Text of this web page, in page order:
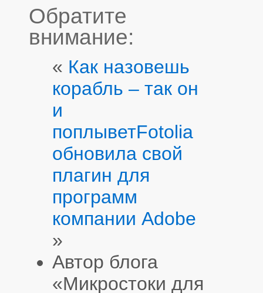
Обратите
внимание:
« Как назовешь
корабль – так он
и
поплыветFotolia
обновила свой
плагин для
программ
компании Adobe
»
Автор блога
«Микростоки для